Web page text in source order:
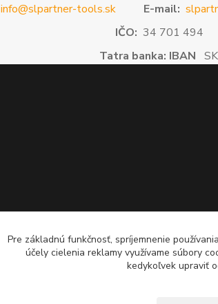
info@slpartner-tools.sk E-mail:
IČO: 34 701
Tatra banka: IBAN
Pre základnú funkčnosť, spríjemnenie
účely cielenia reklamy využívame súbory
kedykoľvek upraviť